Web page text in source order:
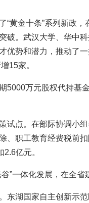
“黄金十条”系列新政
破。武汉大学、华中
优势和潜力，推动了
15家。
5000万元股权代持基
试点。在部际协调小
、职工教育经费税前
亿元。
”一体化发展，在全
东湖国家自主创新示